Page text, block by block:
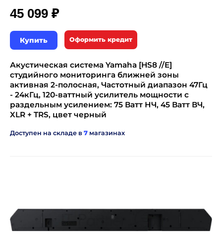
45 099 ₽
Купить Оформить кредит
Акустическая система Yamaha [HS8 //E]
студийного мониторинга ближней зоны
активная 2-полосная, Частотный диапазон 47Гц
- 24кГц, 120-ваттный усилитель мощности с
раздельным усилением: 75 Ватт НЧ, 45 Ватт ВЧ,
XLR + TRS, цвет черный
Доступен на складе в 7 магазинах